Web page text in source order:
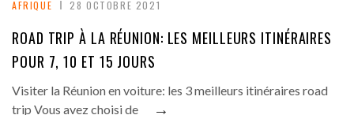
AFRIQUE 28 OCTOBRE 2021
ROAD TRIP À LA RÉUNION: LES MEILLEURS ITINÉRAIRES
POUR 7, 10 ET 15 JOURS
Visiter la Réunion en voiture: les 3 meilleurs itinéraires road
trip Vous avez choisi de
→